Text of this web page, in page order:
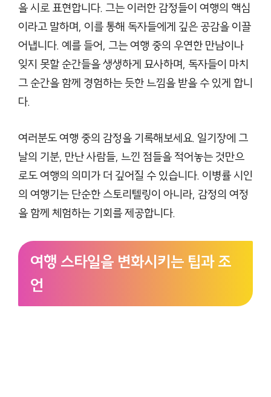
을 시로 표현합니다. 그는 이러한 감정들이 여행의 핵심
이라고 말하며, 이를 통해 독자들에게 깊은 공감을 이끌
어냅니다. 예를 들어, 그는 여행 중의 우연한 만남이나
잊지 못할 순간들을 생생하게 묘사하며, 독자들이 마치
그 순간을 함께 경험하는 듯한 느낌을 받을 수 있게 합니
다.
여러분도 여행 중의 감정을 기록해보세요. 일기장에 그
날의 기분, 만난 사람들, 느낀 점들을 적어놓는 것만으
로도 여행의 의미가 더 깊어질 수 있습니다. 이병률 시인
의 여행기는 단순한 스토리텔링이 아니라, 감정의 여정
을 함께 체험하는 기회를 제공합니다.
여행 스타일을 변화시키는 팁과 조
언